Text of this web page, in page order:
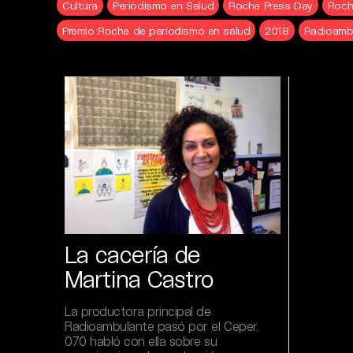
Cultura
Periodismo en Salud Roche Press Day
Premio Roche de periodismo en salud
2018
La cacería de
Martina Castro
La productora principal de
Radioambulante pasó por el Ceper.
070 habló con ella sobre su